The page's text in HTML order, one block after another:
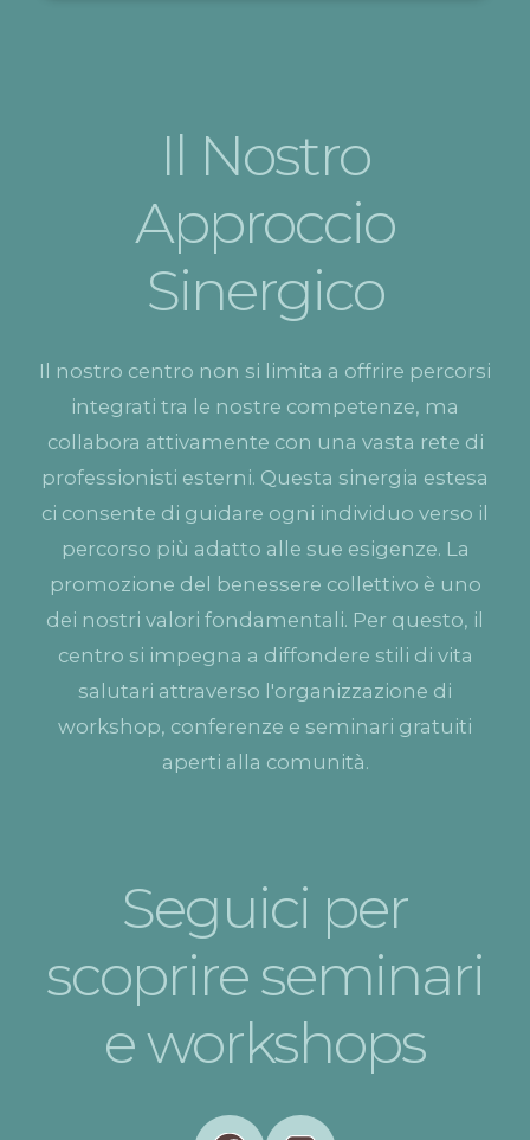
Il Nostro
Approccio
Sinergico
Il nostro centro non si limita a offrire percorsi
integrati tra le nostre competenze, ma
collabora attivamente con una vasta rete di
professionisti esterni. Questa sinergia estesa
ci consente di guidare ogni individuo verso il
percorso più adatto alle sue esigenze. La
promozione del benessere collettivo è uno
dei nostri valori fondamentali. Per questo, il
centro si impegna a diffondere stili di vita
salutari attraverso l'organizzazione di
workshop, conferenze e seminari gratuiti
aperti alla comunità.
Seguici per
scoprire seminari
e workshops